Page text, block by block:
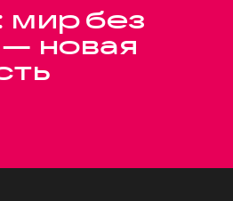
мир без
новая